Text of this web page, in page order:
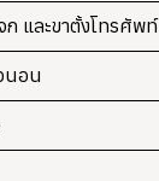
ก และขาตั้งโทรศัพท์
นอน